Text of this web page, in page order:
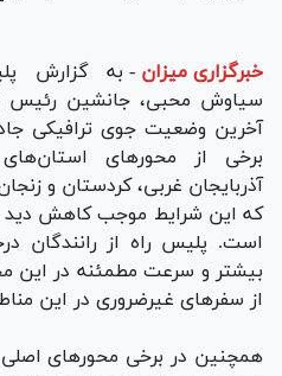
خبرگزاری میزان - به گزارش
سیاوش محبی، جانشین رئیس
آخرین وضعیت جوی ترافیکی
برخی از محور‌های استان‌های
آذربایجان غربی، کردستان و
که این شرایط موجب کاهش دید
است. پلیس راه از رانندگان
بیشتر و سرعت مطمئنه در این
از سفر‌های غیرضروری در این
همچنین در برخی محور‌های